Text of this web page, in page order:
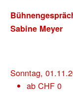
Sabine Meyer
Sonntag,
ab CHF0